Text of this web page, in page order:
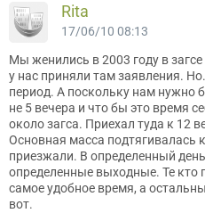
Rita
17/06/10 08:13
Мы женились в 2003 году в
у нас приняли там заявления.
период. А поскольку нам нужно
не 5 вечера и что бы это время
около загса. Приехал туда к 12
Основная масса подтягивалась
приезжали. В определенный
определенные выходные. Те кто
самое удобное время, а
вот.